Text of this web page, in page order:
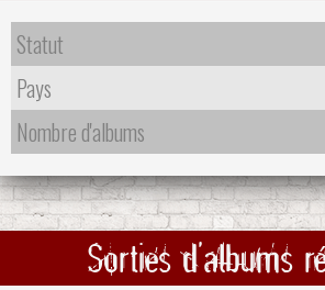
Statut
Pays
Nombre d'albums
Sorties d'albums